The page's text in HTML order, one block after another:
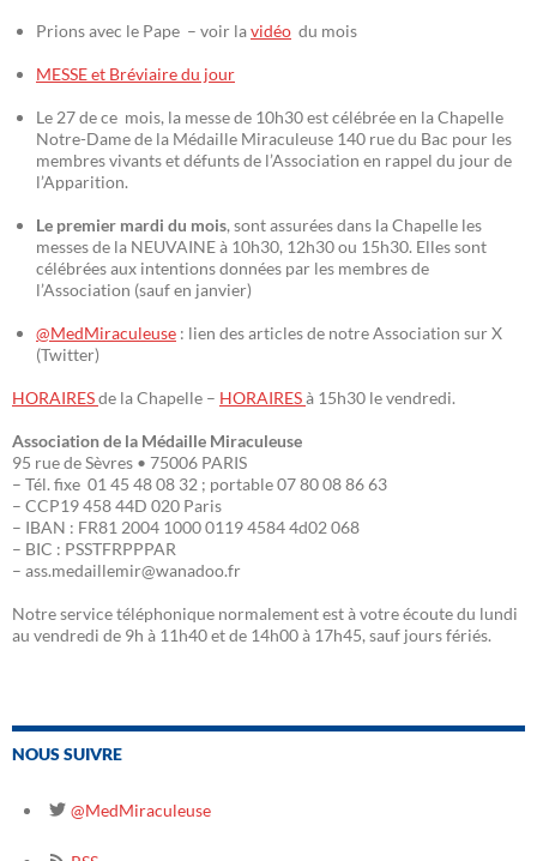
Prions avec le Pape – voir lavidéo du mois
MESSE et Bréviaire du jour
Le 27 de ce mois, la messe de 10h30 est célébrée en la Chapelle
Notre-Dame de la Médaille Miraculeuse 140 rue du Bac pour les
membres vivants et défunts de l’Association en rappel du jour de
l’Apparition.
Le premier mardi du mois, sont assurées dans la Chapelle les
messes de la NEUVAINE à 10h30, 12h30 ou 15h30. Elles sont
célébrées aux intentions données par les membres de
l’Association (sauf en janvier)
@MedMiraculeuse : lien des articles de notre Association sur X
(Twitter)
HORAIRESde la Chapelle – HORAIRESà 15h30 le vendredi.
Association de la Médaille Miraculeuse
95 rue de Sèvres • 75006 PARIS
– Tél. fixe 01 45 48 08 32 ; portable 07 80 08 86 63
– CCP19 458 44D 020 Paris
– IBAN : FR81 2004 1000 0119 4584 4d02 068
– BIC : PSSTFRPPPAR
– ass.medaillemir@wanadoo.fr
Notre service téléphonique normalement est à votre écoute du lundi
au vendredi de 9h à 11h40 et de 14h00 à 17h45, sauf jours fériés.
NOUS SUIVRE
@MedMiraculeuse